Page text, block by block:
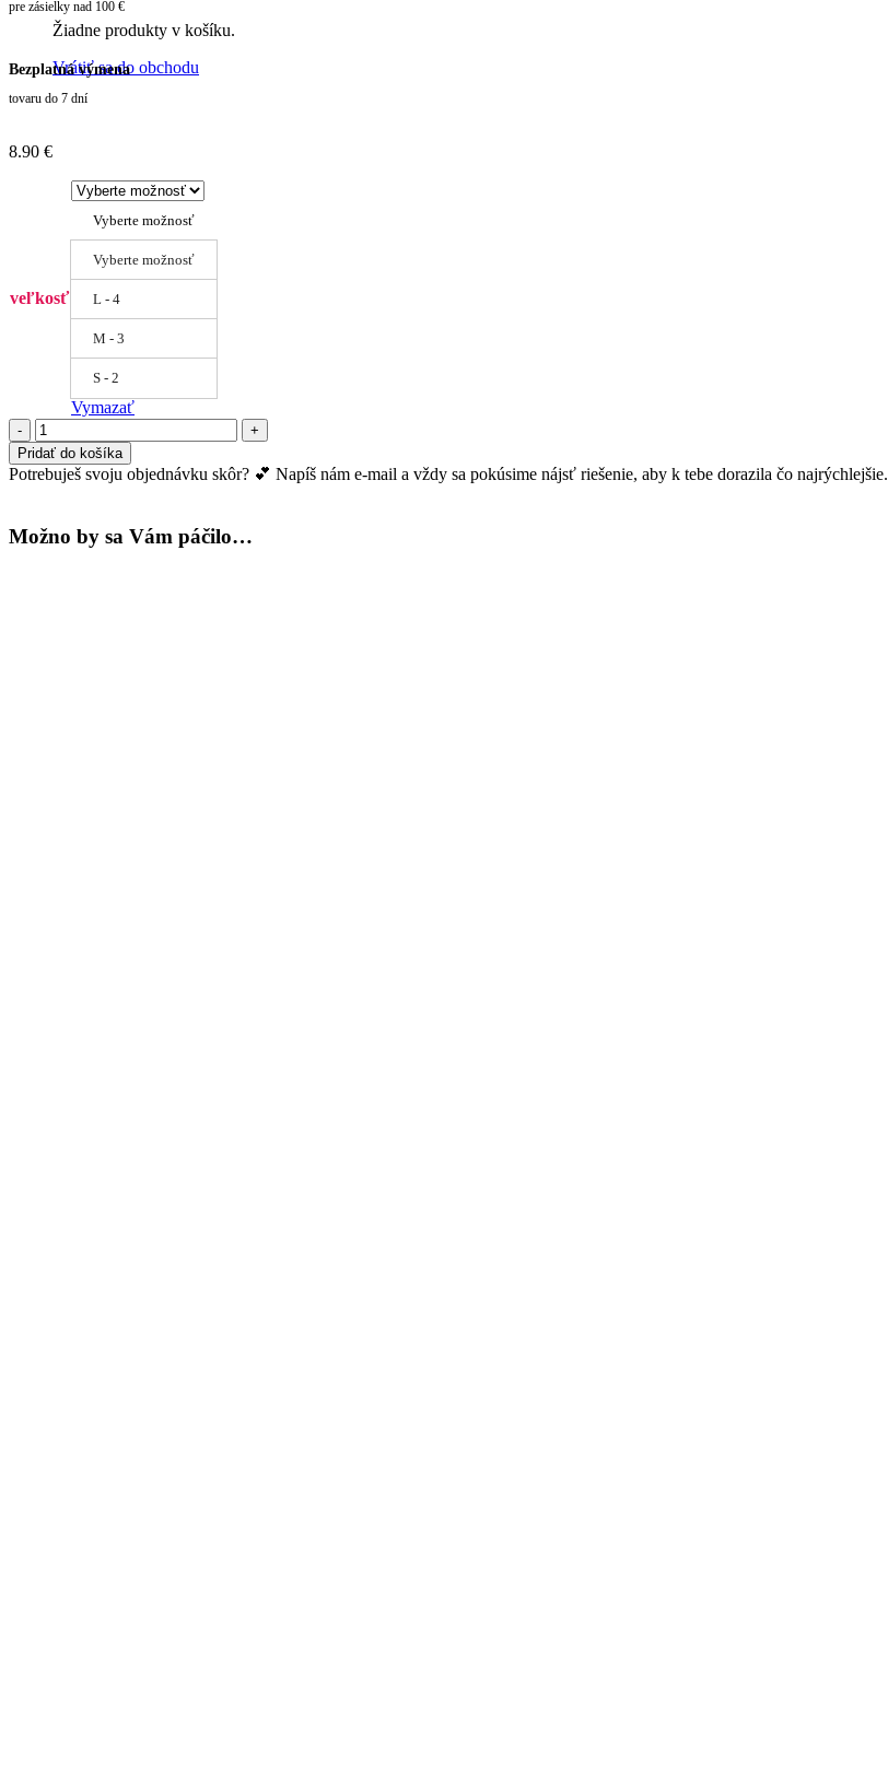
Žiadne produkty v košíku.
Vrátiť sa do obchodu
pre zásielky nad 100 €
Bezplatná výmena
tovaru do 7 dní
8.90 €
veľkosť
Vyberte možnosť
Vyberte možnosť
L - 4
M - 3
S - 2
Vymazať
množstvo
Veľmi
transparentné
pančuchy
nadotec
JEMNOSTI
Pridať do košíka
Potrebuješ svoju objednávku skôr? 💕 Napíš nám e-mail a vždy sa pokúsime nájsť riešenie, aby k tebe dorazila čo najrýchlejšie.
Možno by sa Vám páčilo…